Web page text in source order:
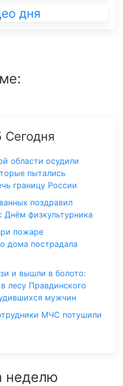
дня
области осудили
пытались
границу России
поздравил
Днём физкультурника
пожаре
дома пострадала
и вышли в болото:
лесу Правдинского
мужчин
МЧС потушили
неделю